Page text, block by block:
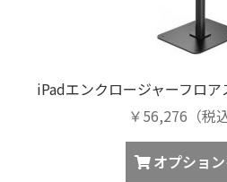
iPadエンクロージャーフロ
￥56,276（税
オプショ